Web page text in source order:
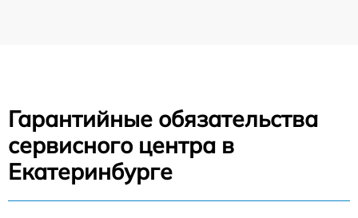
Гарантийные обязательства
сервисного центра в
Екатеринбурге